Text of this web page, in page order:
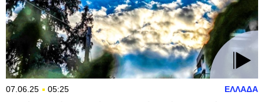
07.06.25 05:25 ΕΛΛΑΔΑ